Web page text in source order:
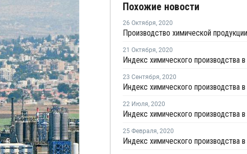
Похожие новости
26 Октября, 2020
21 Октября, 2020
23 Сентября, 2020
22 Июля, 2020
25 Февраля, 2020